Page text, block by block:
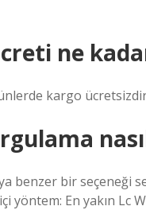
ne
kargo
benzer bir seçeneği
yöntem: En yakın Lc